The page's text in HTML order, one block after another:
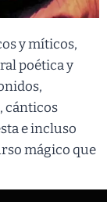
y míticos,
poética y
cánticos
e incluso
mágico que